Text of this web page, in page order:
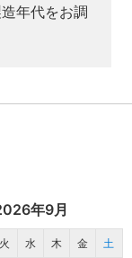
年代をお調
年9月
火 水 木 金
土